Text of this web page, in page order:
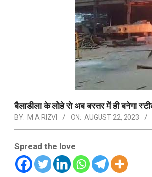
बैलाडीला के लोहे से अब बस्तर में ही बनेगा
BY: M A RIZVI ON: AUGUST 22, 2023
Spread the love